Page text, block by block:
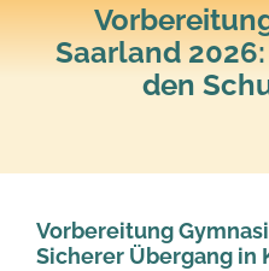
Anmeldung und Ablauf
Unsere Mission
Lern-Material
Lerntipps
Saarland
den
Vorbereitung
Sicherer Übergang in